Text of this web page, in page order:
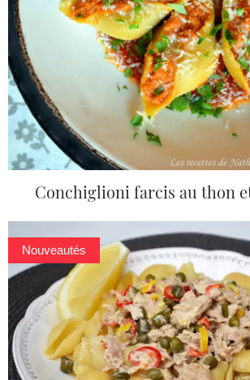
Conchiglioni farcis au thon
Nouveautés